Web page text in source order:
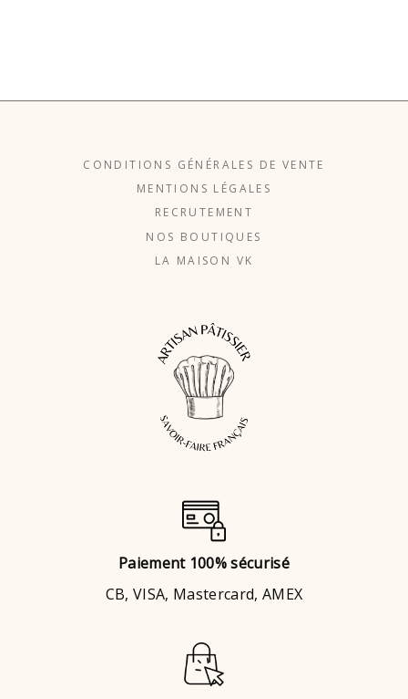
CONDITIONS GÉNÉRALES DE VENTE
MENTIONS LÉGALES
RECRUTEMENT
NOS BOUTIQUES
LA MAISON VK
Paiement 100% sécurisé
CB, VISA, Mastercard, AMEX